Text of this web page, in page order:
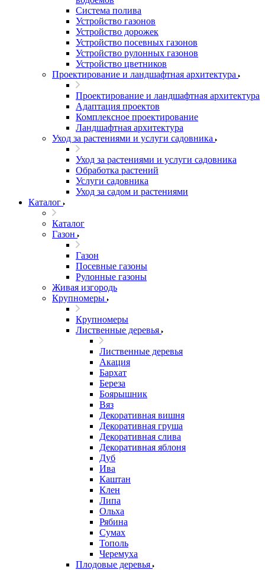
Система полива
Устройство газонов
Устройство дорожек
Устройство посевных газонов
Устройство рулонных газонов
Устройство цветников
Проектирование и ландшафтная архитектура
Проектирование и ландшафтная архитектура
Адаптация проектов
Комплексное проектирование
Ландшафтная архитектура
Уход за растениями и услуги садовника
Уход за растениями и услуги садовника
Обработка растений
Услуги садовника
Уход за садом и растениями
Каталог
Каталог
Газон
Газон
Посевные газоны
Рулонные газоны
Живая изгородь
Крупномеры
Крупномеры
Лиственные деревья
Лиственные деревья
Акация
Бархат
Береза
Боярышник
Вяз
Декоративная вишня
Декоративная груша
Декоративная слива
Декоративная яблоня
Дуб
Ива
Каштан
Клен
Липа
Ольха
Рябина
Сумах
Тополь
Черемуха
Плодовые деревья